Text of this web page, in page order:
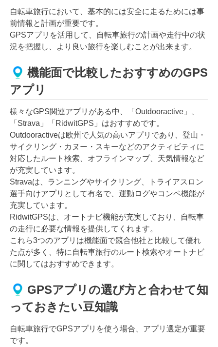
自転車旅行において、基本的には安全に走るためには事
前情報と計画が重要です。
GPSアプリを活用して、自転車旅行の計画や走行中の状
況を把握し、より良い旅行を楽しむことが出来ます。
機能面で比較したおすすめのGPS
アプリ
様々なGPS関連アプリがある中、「Outdooractive」、
「Strava」「RidwitGPS」はおすすめです。
Outdooractiveは欧州で人気の高いアプリであり、登山・
サイクリング・カヌー・スキーなどのアクティビティに
対応したルート検索、オフラインマップ、天気情報など
が充実しています。
Stravaは、ランニングやサイクリング、トライアスロン
選手向けアプリとして有名で、運動ログやコンペ機能が
充実しています。
RidwitGPSは、オートナビ機能が充実しており、自転車
の走行に必要な情報を提供してくれます。
これら3つのアプリは機能面で競合他社と比較して優れ
た点が多く、特に自転車旅行のルート検索やオートナビ
に関してはおすすめできます。
GPSアプリの選び方と合わせて知
っておきたい豆知識
自転車旅行でGPSアプリを使う場合、アプリ選定が重要
です。